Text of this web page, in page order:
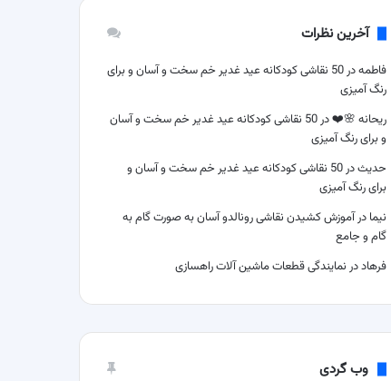
آخرین نظرات
فاطمهدر
50 نقاشی کودکانه عید غدیر خم سخت و آسان و برای
رنگ آمیزی
ریحانه 🌸❤️در
50 نقاشی کودکانه عید غدیر خم سخت و آسان
و برای رنگ آمیزی
حدیثدر
50 نقاشی کودکانه عید غدیر خم سخت و آسان و
برای رنگ آمیزی
نیما درآموزش کشیدن نقاشی رونالدو آسان به صورت گام به
گام و جامع
فرهاددر نمایندگی قطعات ماشین آلات راهسازی
وب گردی